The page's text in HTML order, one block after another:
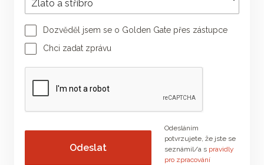
Dozvěděl jsem se o Golden Gate přes zástupce
Jméno poradce Příjmení poradce
Chci zadat zprávu
Vaše zpráva
Odesláním
potvrzujete, že jste se
seznámil/a s pravidly
pro zpracování